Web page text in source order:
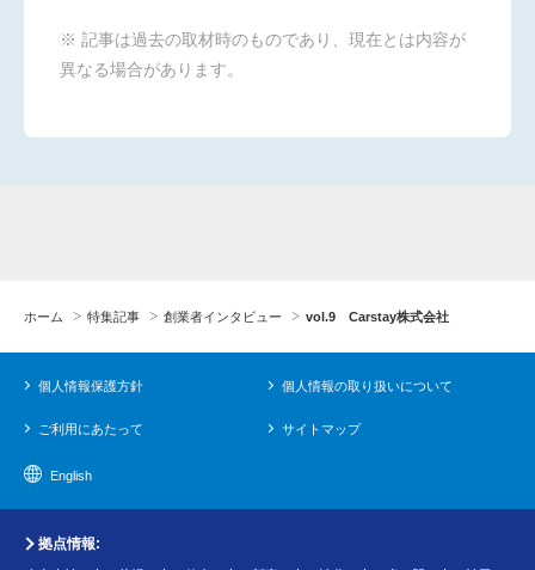
※ 記事は過去の取材時のものであり、現在とは内容が
異なる場合があります。
ホーム 特集記事 創業者インタビュー vol.9 Carstay株式会社
個人情報保護方針 個人情報の取り扱いについて
ご利用にあたって サイトマップ
English
拠点情報: